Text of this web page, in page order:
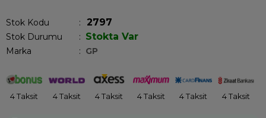
Stok Kodu 2797
Stok Durumu : Stokta Var
Marka : GP
4 Taksit 4 Taksit 4 Taksit 4 Taksit 4 Taksit 4 Taksit